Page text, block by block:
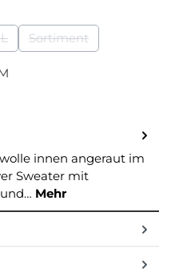
verfügbar.)
zurzeit nicht verfügbar.)
(Diese Option ist zurzeit nicht
Sortiment
(Diese Option ist
innen angeraut im
Sweater mit
Mehr